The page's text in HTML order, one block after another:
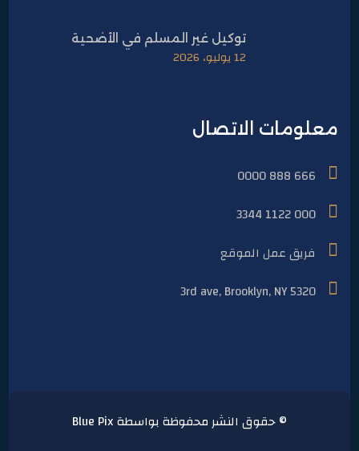
توكيل غير المسلم في الأضحية
12 يوليو، 2026
معلومات الاتصال
666 888 0000
000 1122 3344
فريق عمل الموقع
5320 3rd ave, Brooklyn, NY
© حقوق النشر محفوظة بواسطة Blue Pix